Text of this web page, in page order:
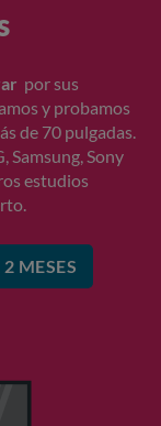
por sus
y probamos
de 70 pulgadas.
Samsung, Sony
estudios
MESES